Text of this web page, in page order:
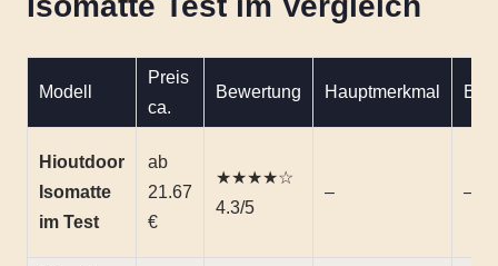
Modell
Preis
ca.
Bewertung Hauptmerkmal
Hioutdoor
Isomatte
im Test
ab
21.67
€
★★★★☆
4.3/5
– –